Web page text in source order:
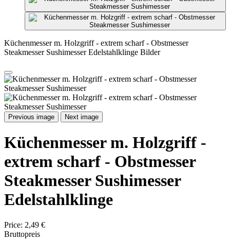
Küchenmesser m. Holzgriff - extrem scharf - Obstmesser
Steakmesser Sushimesser Edelstahlklinge Bilder
Previous image Next image
Küchenmesser m. Holzgriff -
extrem scharf - Obstmesser
Steakmesser Sushimesser
Edelstahlklinge
Price: 2,49 €
Bruttopreis